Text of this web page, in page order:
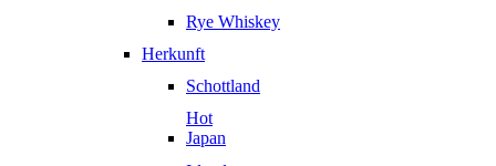
Rye Whiskey
Herkunft
Schottland
Hot
Japan